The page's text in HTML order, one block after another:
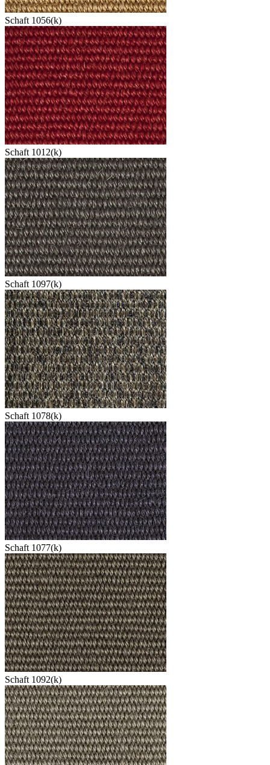
Schaft 1056(k)
Schaft 1012(k)
Schaft 1097(k)
Schaft 1078(k)
Schaft 1077(k)
Schaft 1092(k)